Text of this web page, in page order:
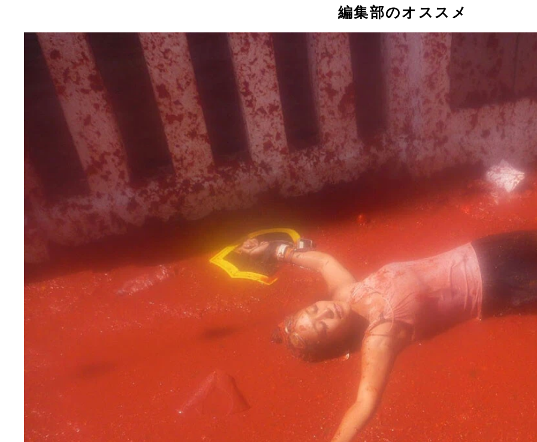
スペイン第３の街バレンシアを彩る「火祭り」の張子人形ファリャ（２０１６年）
火祭りを彩る巨大な張子人形 その１
火祭りを彩る巨大な張子人形 その２
火祭りを彩る巨大な張子人形 その３
さすがパエリア発祥のバレンシア！ 路上で男たちがパエリア作り
美しい民族衣装に身を包んだ人々の献花パレード「オフレンダ」
祭りの最終日に順番に燃やされていくファリャ
２０１６年のメインとなる巨大ファリャ
最後のファリャが燃やされた時の火柱が大きすぎる！
路地を牛と男たちが全力疾走！
柵の間から牛追いを見ることができるので子供も女性も安心
模型の牛に花火をつけて走り回る「子供用の牛追い」
火花を散らす模型の牛から逃げる子供たちと親
「アホアリエロコンテスト」
大人も警察も容赦無くムチで叩く大頭の張子人間
編集部のオススメ